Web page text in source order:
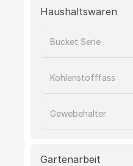
Haushaltswaren
Bucket Serie
Kohlenstofffass
Gewebehalter
Gartenarbeit